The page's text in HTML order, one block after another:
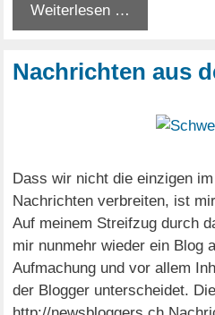
Weiterlesen …
Nachrichten aus
Dass wir nicht die einzigen
Nachrichten verbreiten, ist
Auf meinem Streifzug durch
mir nunmehr wieder ein Blog
Aufmachung und vor allem
der Blogger unterscheidet.